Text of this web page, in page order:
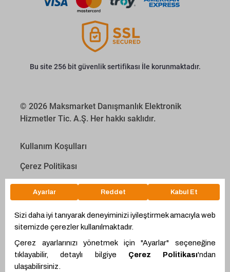
WhatsApp
Teklif Hattı
Bu site 256 bit güvenlik sertifikası İle korunmaktadır.
© 2026 Maksmarket Danışmanlık Elektronik
Hizmetler Tic. A.Ş. Her hakkı saklıdır.
Kullanım Koşulları
Çerez Politikası
Kişisel Verilerin Korunması Kanunu
Proyakıt
Ödeme Hesaplama Aracı